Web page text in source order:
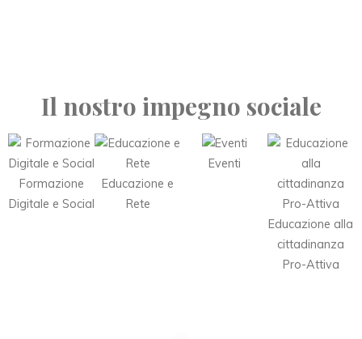
Il nostro impegno sociale
Formazione
Digitale e Social
Educazione e
Rete
Eventi
Educazione alla
cittadinanza
Pro-Attiva